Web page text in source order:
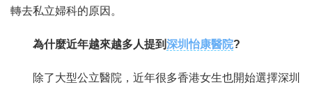
轉去私立婦科的原因。
為什麼近年越來越多人提到深圳怡康醫院?
除了大型公立醫院，近年很多香港女生也開始選擇深圳